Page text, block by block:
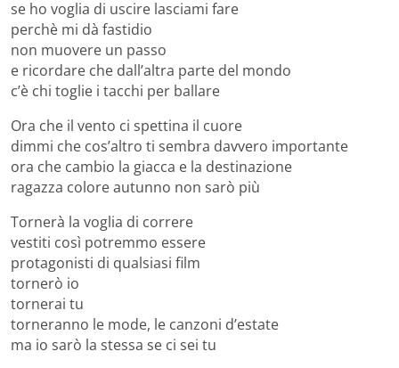
se ho voglia di uscire lasciami fare
perchè mi dà fastidio
non muovere un passo
e ricordare che dall’altra parte del mondo
c’è chi toglie i tacchi per ballare
Ora che il vento ci spettina il cuore
dimmi che cos’altro ti sembra davvero importante
ora che cambio la giacca e la destinazione
ragazza colore autunno non sarò più
Tornerà la voglia di correre
vestiti così potremmo essere
protagonisti di qualsiasi film
tornerò io
tornerai tu
torneranno le mode, le canzoni d’estate
ma io sarò la stessa se ci sei tu